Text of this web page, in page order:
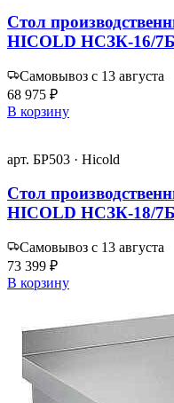
Стол
HICOLD НСЗК-16/7Б
Самовывоз с 13 августа
68 975 ₽
В корзину
арт. БР503 · Hicold
Стол
HICOLD НСЗК-18/7Б
Самовывоз с 13 августа
73 399 ₽
В корзину